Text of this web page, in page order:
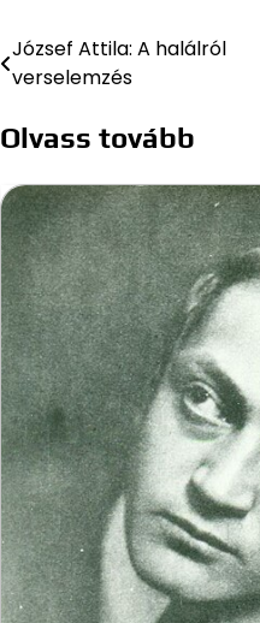
Bejegyzés
József Attila: A halálról
verselemzés
Olvass tovább